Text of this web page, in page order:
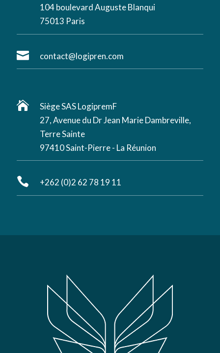
104 boulevard Auguste Blanqui
75013 Paris
 contact@logipren.com

Siège SAS LogipremF
27, Avenue du Dr Jean Marie Dambreville,
Terre Sainte
97410 Saint-Pierre - La Réunion
 +262 (0)2 62 78 19 11